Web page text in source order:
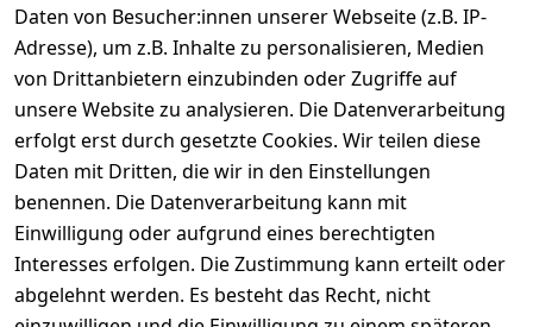
Daten von Besucher:innen unserer Webseite (z.B. IP-
Adresse), um z.B. Inhalte zu personalisieren, Medien
von Drittanbietern einzubinden oder Zugriffe auf
unsere Website zu analysieren. Die Datenverarbeitung
erfolgt erst durch gesetzte Cookies. Wir teilen diese
Daten mit Dritten, die wir in den Einstellungen
benennen. Die Datenverarbeitung kann mit
Einwilligung oder aufgrund eines berechtigten
Interesses erfolgen. Die Zustimmung kann erteilt oder
abgelehnt werden. Es besteht das Recht, nicht
Impressum
Datenschutze
rklärung
Widerrufsrec
ht
Kundenservic
e
Zahlung &
Versand
Batteriegeset
z
Newsletter
Unsere
Partner
FAQ
Kontakt
+49
Mail:
info@select
ed-lights.de
selected-lights
selected-